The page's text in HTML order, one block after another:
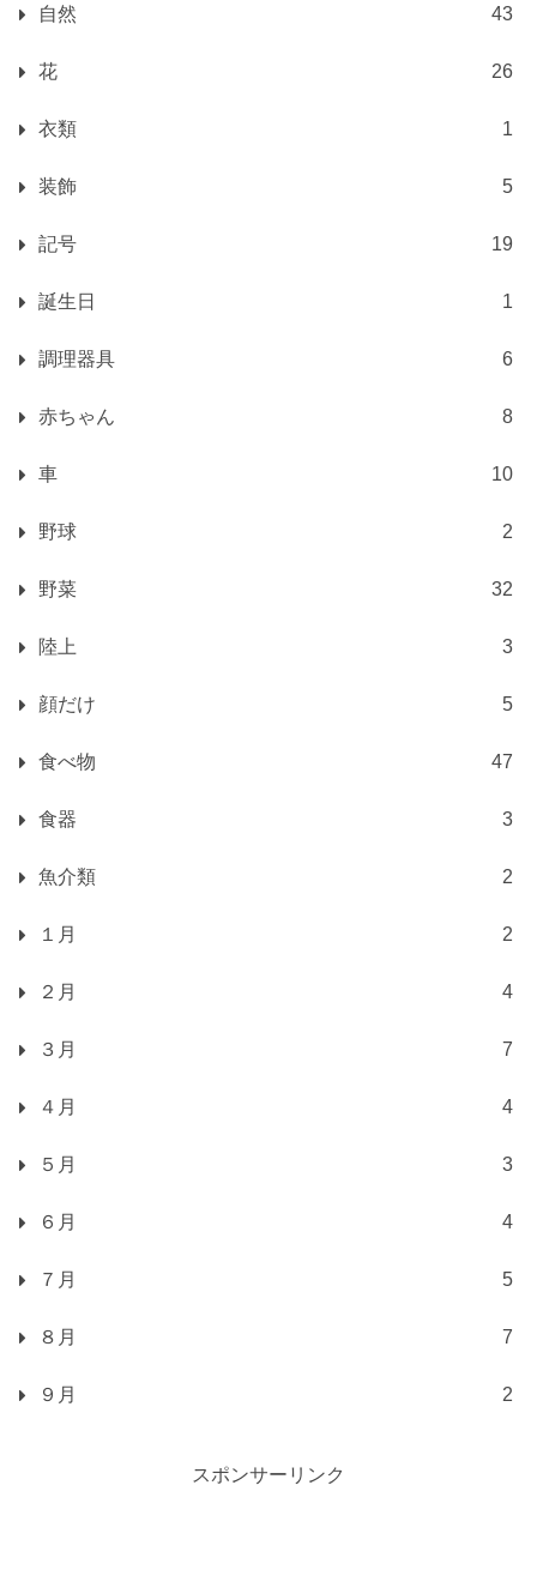
自然 43
花 26
衣類 1
装飾 5
記号 19
誕生日 1
調理器具 6
赤ちゃん 8
車 10
野球 2
野菜 32
陸上 3
顔だけ 5
食べ物 47
食器 3
魚介類 2
１月 2
２月 4
３月 7
４月 4
５月 3
６月 4
７月 5
８月 7
９月 2
スポンサーリンク